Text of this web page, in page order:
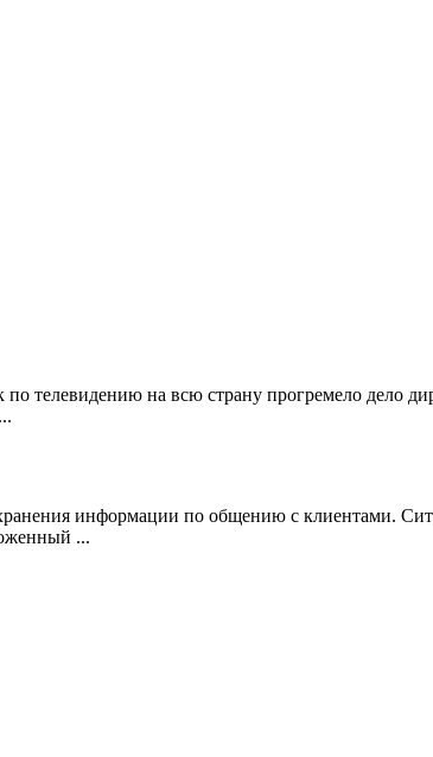
телевидению на всю страну прогремело дело
информации по общению с клиентами.
...